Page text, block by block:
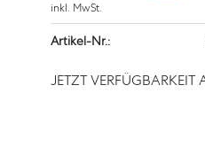
inkl. MwSt.
Artikel-Nr.:
JETZT VERFÜGBARKEIT